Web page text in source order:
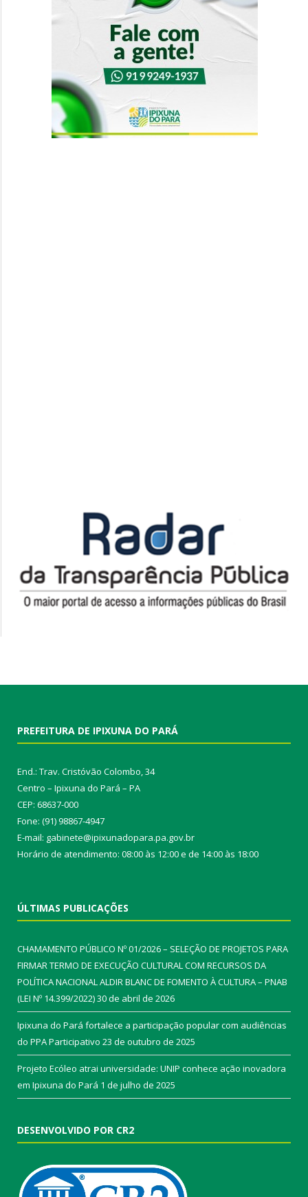
PREFEITURA DE IPIXUNA DO PARÁ
End.: Trav. Cristóvão Colombo, 34
Centro – Ipixuna do Pará – PA
CEP: 68637-000
Fone: (91) 98867-4947
E-mail: gabinete@ipixunadopara.pa.gov.br
Horário de atendimento: 08:00 às 12:00 e de 14:00 às 18:00
ÚLTIMAS PUBLICAÇÕES
CHAMAMENTO PÚBLICO Nº 01/2026 – SELEÇÃO DE PROJETOS PARA
FIRMAR TERMO DE EXECUÇÃO CULTURAL COM RECURSOS DA
POLÍTICA NACIONAL ALDIR BLANC DE FOMENTO À CULTURA – PNAB
(LEI Nº 14.399/2022)30 de abril de 2026
Ipixuna do Pará fortalece a participação popular com audiências
do PPA Participativo 23 de outubro de 2025
Projeto Ecóleo atrai universidade: UNIP conhece ação inovadora
em Ipixuna do Pará 1 de julho de 2025
DESENVOLVIDO POR CR2